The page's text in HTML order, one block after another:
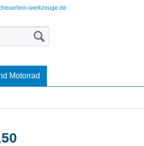
werkzeuge.de
Motorrad